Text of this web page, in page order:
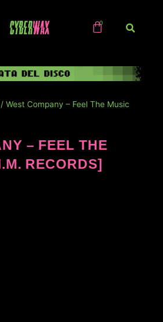
/ West Company – Feel The Music
– FEEL THE
RECORDS]